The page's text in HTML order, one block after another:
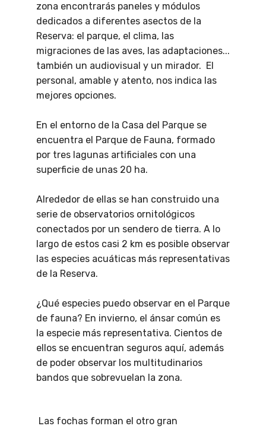
zona encontrarás paneles y módulos
dedicados a diferentes asectos de la
Reserva: el parque, el clima, las
migraciones de las aves, las adaptaciones...
también un audiovisual y un mirador. El
personal, amable y atento, nos indica las
mejores opciones.
En el entorno de la Casa del Parque se
encuentra el Parque de Fauna, formado
por tres lagunas artificiales con una
superficie de unas 20 ha.
Alrededor de ellas se han construido una
serie de observatorios ornitológicos
conectados por un sendero de tierra. A lo
largo de estos casi 2 km es posible observar
las especies acuáticas más representativas
de la Reserva.
¿Qué especies puedo observar en el Parque
de fauna? En invierno, el ánsar común es
la especie más representativa. Cientos de
ellos se encuentran seguros aquí, además
de poder observar los multitudinarios
bandos que sobrevuelan la zona.
Las fochas forman el otro gran